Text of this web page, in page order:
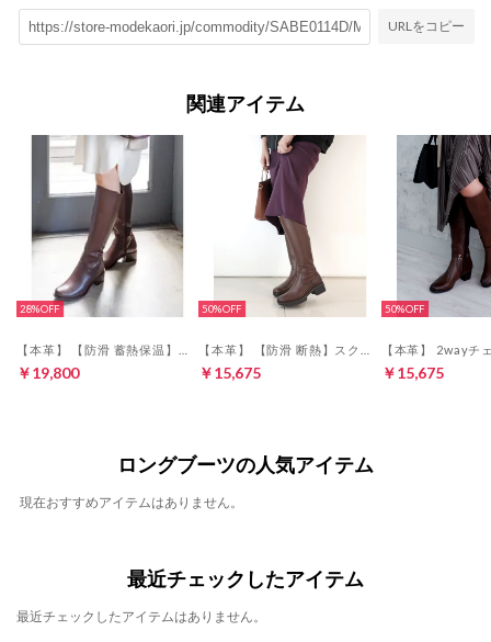
URLをコピー
関連アイテム
28%
￥19,800
50%
￥15,675
50%
￥15,675
ロングブーツの人気アイテム
現在おすすめアイテムはありません。
最近チェックしたアイテム
最近チェックしたアイテムはありません。